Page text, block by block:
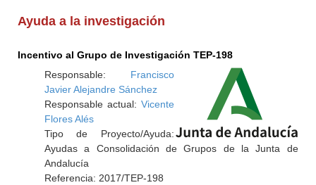
Ayuda a la investigación
Incentivo al Grupo de Investigación TEP-198
Responsable: Francisco
Javier Alejandre Sánchez
Responsable actual: Vicente
Flores Alés
Tipo de Proyecto/Ayuda:
Ayudas a Consolidación de Grupos de la Junta de
Andalucía
Referencia: 2017/TEP-198